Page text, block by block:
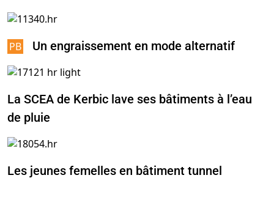
Un engraissement en mode alternatif
La SCEA de Kerbic lave ses bâtiments à l’eau
de pluie
Les jeunes femelles en bâtiment tunnel